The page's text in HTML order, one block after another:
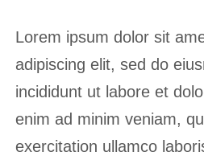
Lorem ipsum dolor sit
adipiscing elit, sed do
incididunt ut labore et
enim ad minim veniam,
exercitation ullamco